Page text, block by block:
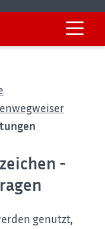
-
genutzt,